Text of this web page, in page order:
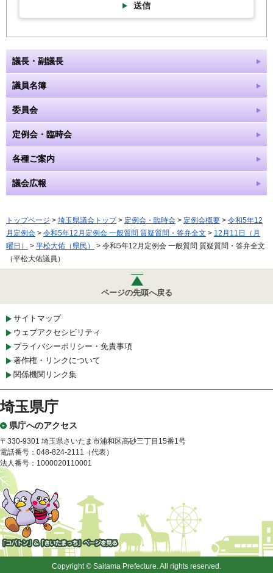
送信
議長・副議長
議員名簿
委員会
定例会・臨時会
各種ご案内
議会広報
トップページ > 埼玉県議会トップ> 定例会・臨時会 > 定例会概要 > 令和5年12
月定例会 > 令和5年12月定例会 一般質問 質疑質問・答弁全文 > 12月11日（月
曜日）
> 平松大佑（県民）
> 令和5年12月定例会 一般質問 質疑質問・答弁全文
（平松大佑議員）
ページの先頭へ戻る
サイトマップ
ウェブアクセシビリティ
プライバシーポリシー・免責事項
著作権・リンクについて
関係機関リンク集
埼玉県庁
県庁へのアクセス
〒330-9301 埼玉県さいたま市浦和区高砂三丁目15番1号
電話番号：048-824-2111（代表）
法人番号：1000020110001
「コバトン」&「さいたまっ
Copyright © Saitama Prefecture. All rights reserved.